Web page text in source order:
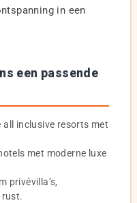
in een
een passende
all inclusive resorts met
met moderne luxe
privévilla’s,
rust.